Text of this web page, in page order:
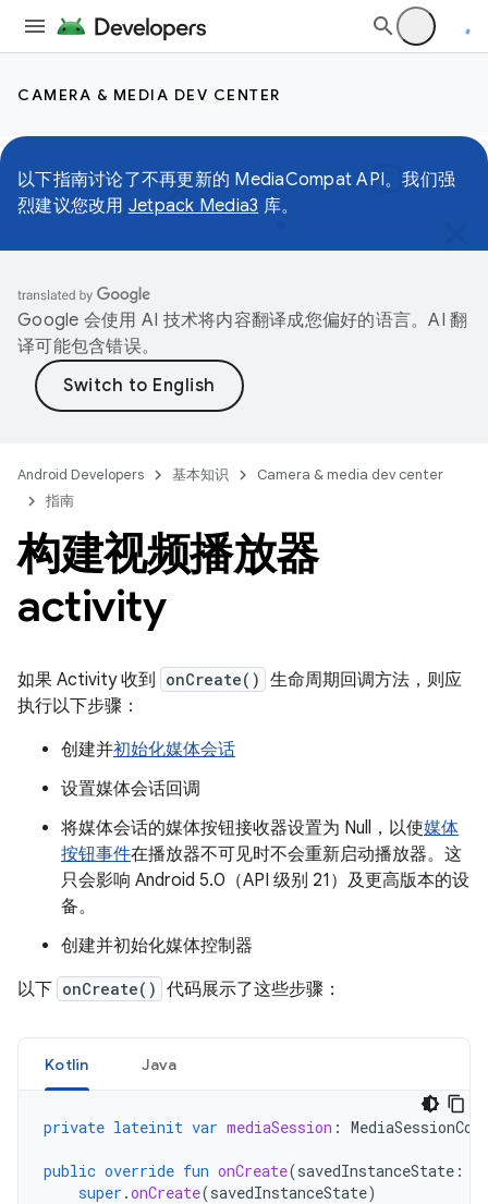
CAMERA & MEDIA DEV CENTER
以下指南讨论了不再更新的 MediaCompat API。我们强
烈建议您改用 Jetpack Media3 库。
Google 会使用 AI 技术将内容翻译成您偏好的语言。AI 翻
译可能包含错误。
Android Developers 基本知识
Camera & media dev center
指南
构建视频播放器
activity
如果 Activity 收到 onCreate() 生命周期回调方法，则应
执行以下步骤：
创建并初始化媒体会话
设置媒体会话回调
将媒体会话的媒体按钮接收器设置为 Null，以使媒体
按钮事件在播放器不可见时不会重新启动播放器。这
只会影响 Android 5.0（API 级别 21）及更高版本的设
备。
创建并初始化媒体控制器
以下 onCreate() 代码展示了这些步骤：
Kotlin Java
private lateinit var mediaSession :
public override fun onCreate(savedInstanceState :
super .onCreate(savedInstanceState)